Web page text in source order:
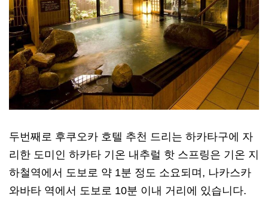
두번째로 후쿠오카 호텔 추천 드리는 하카타구에 자
리한 도미인 하카타 기온 내추럴 핫 스프링은 기온 지
하철역에서 도보로 약 1분 정도 소요되며, 나카스카
와바타 역에서 도보로 10분 이내 거리에 있습니다.